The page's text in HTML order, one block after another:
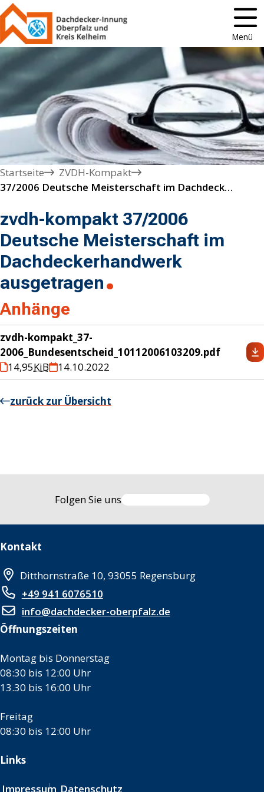
Menü
Startseite
ZVDH-Kompakt
37/2006 Deutsche Meisterschaft im Dachdeckerhandwerk ausgetragen
zvdh-kompakt 37/2006
Deutsche Meisterschaft im
Dachdeckerhandwerk
ausgetragen
Anhänge
zvdh-kompakt_37-
2006_Bundesentscheid_10112006103209.pdf
14,95KiB 14.10.2022
zurück zur Übersicht
Folgen Sie uns
Kontakt
Ditthornstraße 10, 93055 Regensburg
+49 941 6076510
info@dachdecker-oberpfalz.de
Öffnungszeiten
Montag bis Donnerstag
08:30 bis 12:00 Uhr
13.30 bis 16:00 Uhr
Freitag
08:30 bis 12:00 Uhr
Links
Impressum Datenschutz